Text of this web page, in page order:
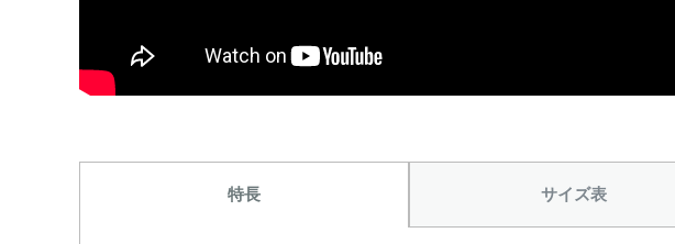
特長 サイズ表